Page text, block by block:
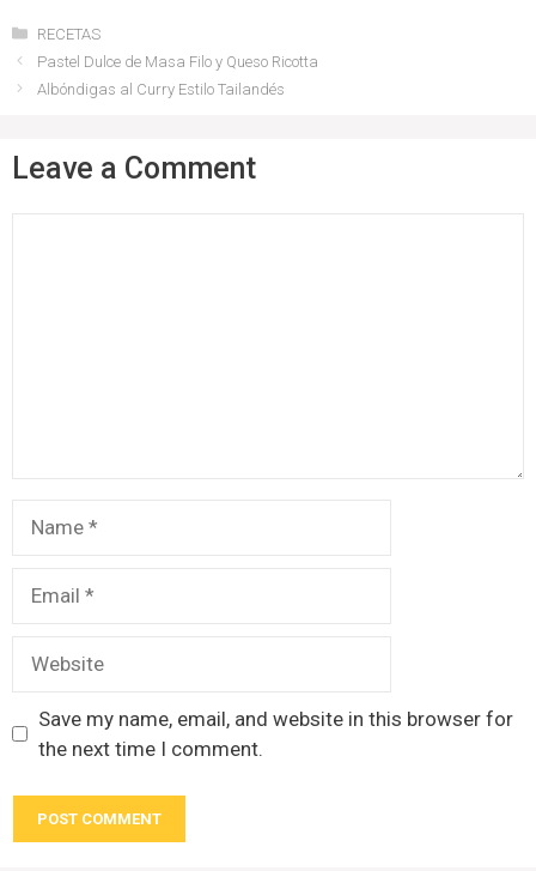
Categories
RECETAS
Pastel Dulce de Masa Filo y Queso Ricotta
Albóndigas al Curry Estilo Tailandés
Leave a Comment
Save my name, email, and website in this browser for
the next time I comment.